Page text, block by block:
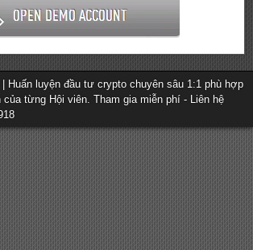
Huấn luyện đầu tư crypto chuyên sâu 1:1 phù hợp
từng Hội viên. Tham gia miễn phí - Liên hệ